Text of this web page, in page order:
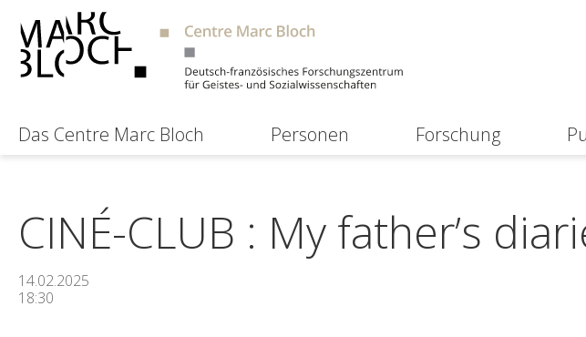
Das Centre Marc Bloch Personen Forschung
CINÉ-CLUB : My father’s
14.02.2025
18:30